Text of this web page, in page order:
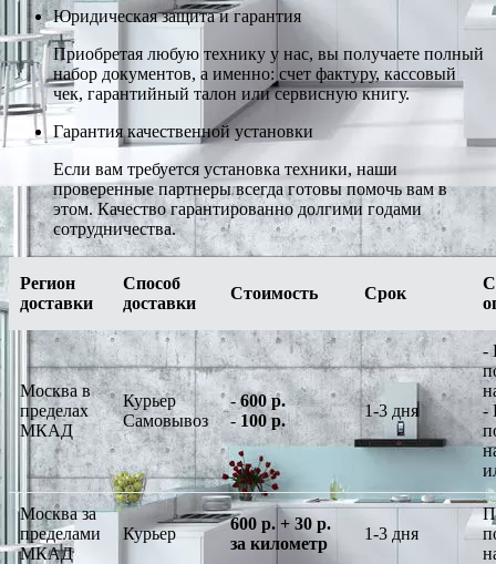
Юридическая защита и гарантия
Приобретая любую технику у нас, вы получаете полный
набор документов, а именно: счет фактуру, кассовый
чек, гарантийный талон или сервисную книгу.
Гарантия качественной установки
Если вам требуется установка техники, наши
проверенные партнеры всегда готовы помочь вам в
этом. Качество гарантированно долгими годами
сотрудничества.
Регион
доставки
Способ
доставки
Стоимость Срок
Москва в
пределах
МКАД
Курьер
Самовывоз
-600 р.
-100 р.
1-3 дня
-
-
Москва за
пределами
МКАД
Курьер
600 р. + 30 р.
за километр
1-3 дня